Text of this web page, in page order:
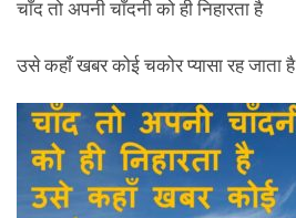
चाँद तो अपनी चाँदनी को ही निहारता है
उसे कहाँ खबर कोई चकोर प्यासा रह जाता है